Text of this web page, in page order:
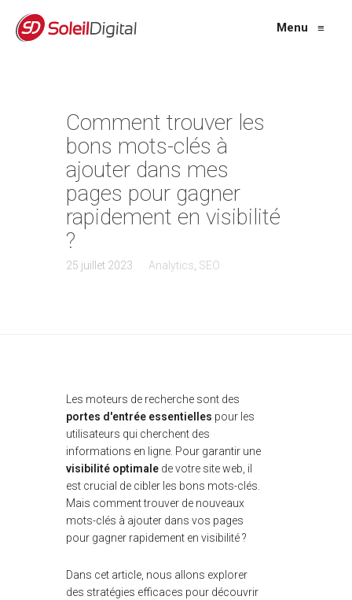
Menu ≡
Comment trouver les
bons mots-clés à
ajouter dans mes
pages pour gagner
rapidement en visibilité
?
25 juillet 2023 Analytics SEO
Les moteurs de recherche sont des
portes d'entrée essentielles pour les
utilisateurs qui cherchent des
informations en ligne. Pour garantir une
visibilité optimale de votre site web, il
est crucial de cibler les bons mots-clés.
Mais comment trouver de nouveaux
mots-clés à ajouter dans vos pages
pour gagner rapidement en visibilité ?
Dans cet article, nous allons explorer
des stratégies efficaces pour découvrir